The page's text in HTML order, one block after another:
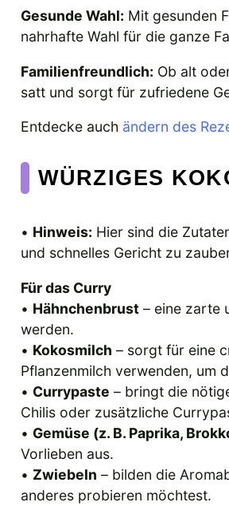
Gesunde Wahl: Mit gesunden
nahrhafte Wahl für die ganze
Familienfreundlich: Ob alt
satt und sorgt für zufriedene
Entdecke auch ändern des
WÜRZIGES
• Hinweis: Hier sind die
und schnelles Gericht zu
Für das Curry
• Hähnchenbrust – eine zarte
werden.
• Kokosmilch – sorgt für eine
Pflanzenmilch verwenden, um
• Currypaste – bringt die
Chilis oder zusätzliche
• Gemüse (z. B. Paprika,
Vorlieben aus.
• Zwiebeln – bilden die
anderes probieren möchtest.